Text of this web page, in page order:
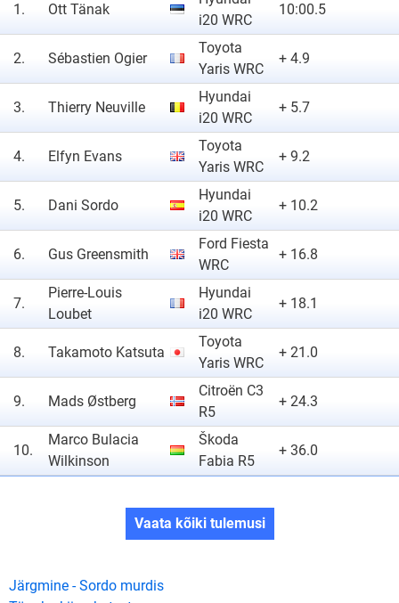
1. Ott Tänak
i20 WRC
10:00.5
2. Sébastien Ogier
Toyota
Yaris WRC
+ 4.9
3. Thierry Neuville
Hyundai
i20 WRC
+ 5.7
4. Elfyn Evans
Toyota
Yaris WRC
+ 9.2
5. Dani Sordo
Hyundai
i20 WRC
+ 10.2
6. Gus Greensmith
Ford Fiesta
WRC
+ 16.8
7.
Pierre-Louis
Loubet
Hyundai
i20 WRC
+ 18.1
8. Takamoto Katsuta
Toyota
Yaris WRC
+ 21.0
9. Mads Østberg
Citroën C3
R5
+ 24.3
10.
Marco Bulacia
Wilkinson
Škoda
Fabia R5
+ 36.0
Vaata kõiki tulemusi
Järgmine - Sordo murdis